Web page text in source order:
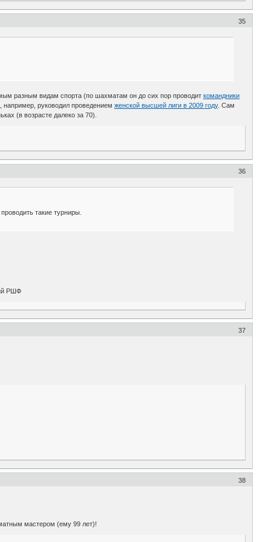
35
разным видам спорта (по шахматам он до сих пор проводиткомандники
например, руководил проведениемженской высшей лиги в 2009 году. Сам
(в возрасте далеко за 70).
36
такие турниры.
РШФ
37
38
мастером (ему 99 лет)!